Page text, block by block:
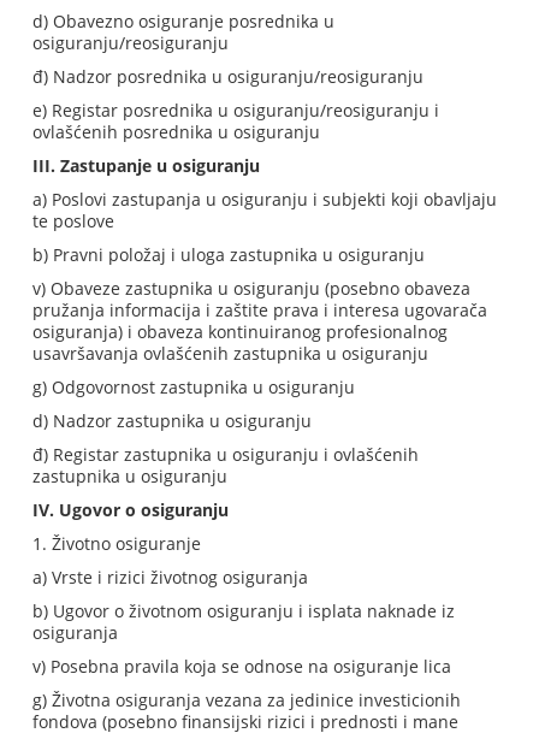
d) Obavezno osiguranje posrednika u
osiguranju/reosiguranju
đ) Nadzor posrednika u osiguranju/reosiguranju
e) Registar posrednika u osiguranju/reosiguranju i
ovlašćenih posrednika u osiguranju
III. Zastupanje u osiguranju
a) Poslovi zastupanja u osiguranju i subjekti koji obavljaju
te poslove
b) Pravni položaj i uloga zastupnika u osiguranju
v) Obaveze zastupnika u osiguranju (posebno obaveza
pružanja informacija i zaštite prava i interesa ugovarača
osiguranja) i obaveza kontinuiranog profesionalnog
usavršavanja ovlašćenih zastupnika u osiguranju
g) Odgovornost zastupnika u osiguranju
d) Nadzor zastupnika u osiguranju
đ) Registar zastupnika u osiguranju i ovlašćenih
zastupnika u osiguranju
IV. Ugovor o osiguranju
1. Životno osiguranje
a) Vrste i rizici životnog osiguranja
b) Ugovor o životnom osiguranju i isplata naknade iz
osiguranja
v) Posebna pravila koja se odnose na osiguranje lica
g) Životna osiguranja vezana za jedinice investicionih
fondova (posebno finansijski rizici i prednosti i mane